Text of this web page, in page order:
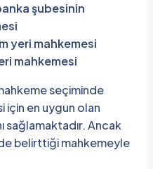
şubesinin
yeri mahkemesi
mahkemesi
seçiminde
için en uygun olan
sağlamaktadır. Ancak
belirttiği mahkemeyle